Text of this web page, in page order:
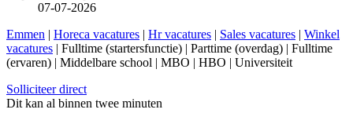
07-07-2026
Emmen | Horeca vacatures | Hr vacatures | Sales vacatures | Winkel
vacatures | Fulltime (startersfunctie) | Parttime (overdag) | Fulltime
(ervaren) | Middelbare school | MBO | HBO | Universiteit
Solliciteer direct
Dit kan al binnen twee minuten